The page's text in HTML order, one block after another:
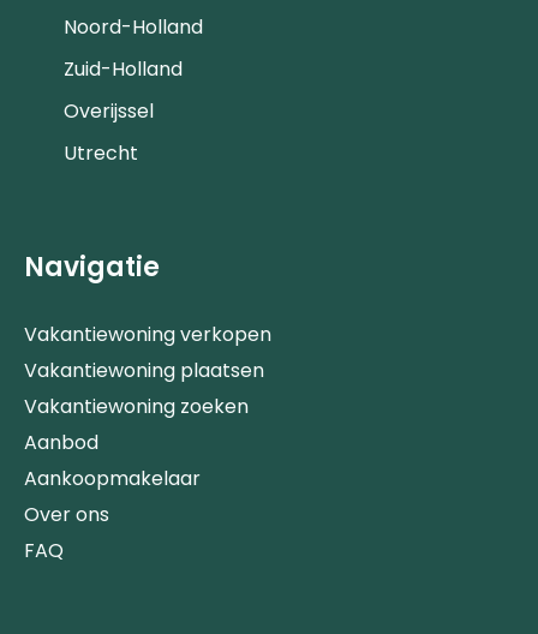
Noord-Holland
Zuid-Holland
Overijssel
Utrecht
Navigatie
Vakantiewoning verkopen
Vakantiewoning plaatsen
Vakantiewoning zoeken
Aanbod
Aankoopmakelaar
Over ons
FAQ